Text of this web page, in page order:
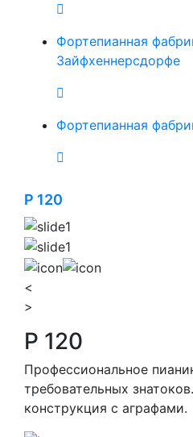
Фортепианная
Зайфхеннерсдорфе
Фортепианная
P 120
<
>
P 120
Профессиональное
требовательных
конструкция с аграфами.